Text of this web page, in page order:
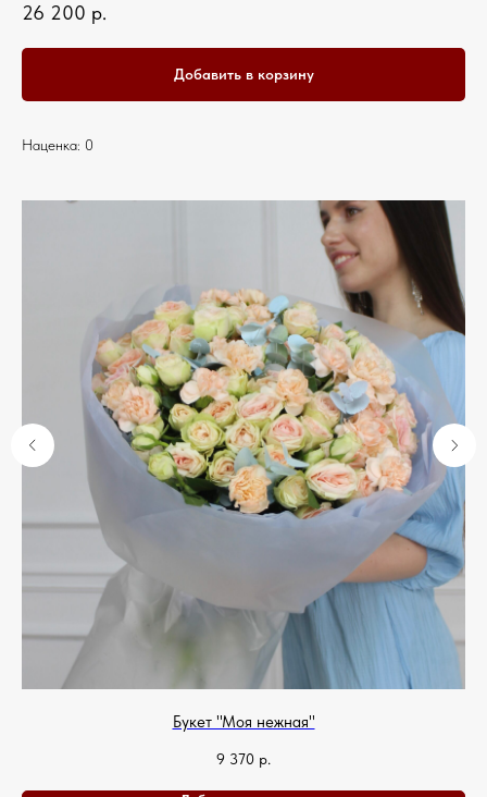
26 200 р.
Добавить в корзину
Наценка: 0
Букет "Моя нежная"
9 370 р.